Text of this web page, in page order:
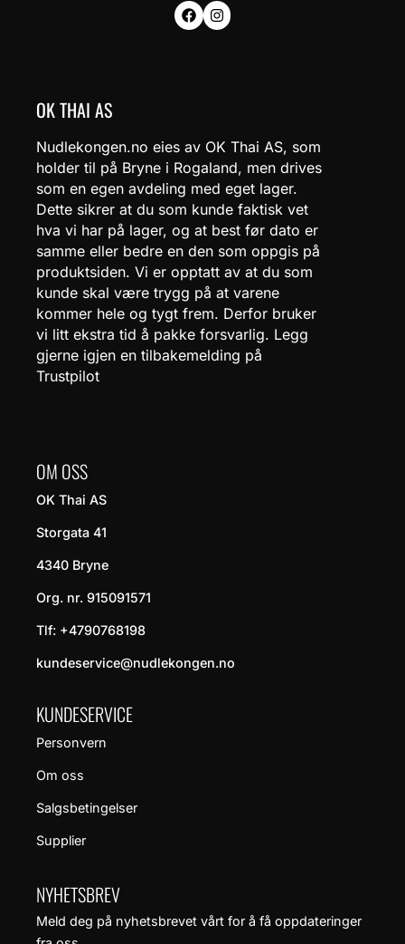
OK THAI AS
Nudlekongen.no eies av OK Thai AS, som
holder til på Bryne i Rogaland, men drives
som en egen avdeling med eget lager.
Dette sikrer at du som kunde faktisk vet
hva vi har på lager, og at best før dato er
samme eller bedre en den som oppgis på
produktsiden. Vi er opptatt av at du som
kunde skal være trygg på at varene
kommer hele og tygt frem. Derfor bruker
vi litt ekstra tid å pakke forsvarlig. Legg
gjerne igjen en tilbakemelding på
Trustpilot
OM OSS
OK Thai AS
Storgata 41
4340 Bryne
Org. nr. 915091571
Tlf: +4790768198
kundeservice@nudlekongen.no
KUNDESERVICE
Personvern
Om oss
Salgsbetingelser
Supplier
NYHETSBREV
Meld deg på nyhetsbrevet vårt for å få oppdateringer